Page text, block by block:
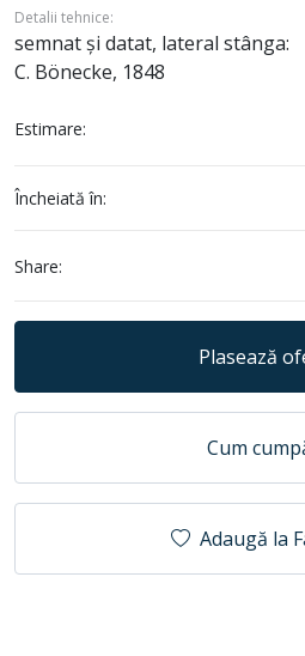
Detalii tehnice:
semnat și datat, lateral stânga:
C. Bönecke, 1848
Estimare:
Încheiată în:
Share:
Plasează
Cum
Adaugă la